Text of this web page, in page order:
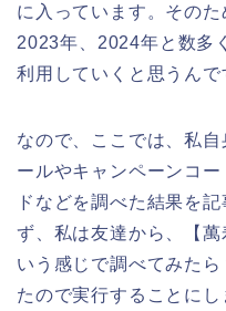
に入っています。その
2023年、2024年と数多
利用していくと思うんで
なので、ここでは、私
ールやキャンペーンコ
ドなどを調べた結果を
ず、私は友達から、【
いう感じで調べてみた
たので実行することにし